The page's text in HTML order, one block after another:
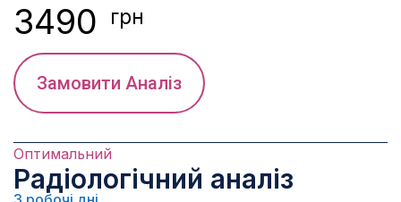
3490 грн
Замовити Аналіз
Оптимальний
Радіологічний аналіз